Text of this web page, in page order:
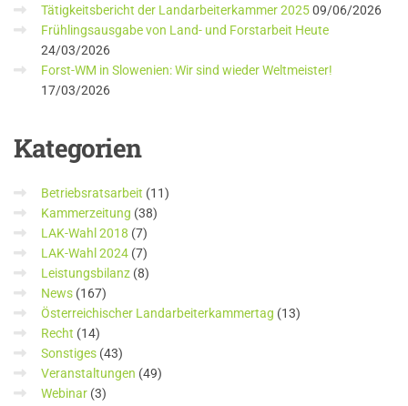
Tätigkeitsbericht der Landarbeiterkammer 202509/06/2026
Frühlingsausgabe von Land- und Forstarbeit Heute
24/03/2026
Forst-WM in Slowenien: Wir sind wieder Weltmeister!
17/03/2026
Kategorien
Betriebsratsarbeit (11)
Kammerzeitung (38)
LAK-Wahl 2018 (7)
LAK-Wahl 2024 (7)
Leistungsbilanz (8)
News (167)
Österreichischer Landarbeiterkammertag (13)
Recht (14)
Sonstiges (43)
Veranstaltungen (49)
Webinar (3)